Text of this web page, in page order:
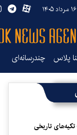
پلاس چندرسانه‌ای
تکیه‌های تاریخی